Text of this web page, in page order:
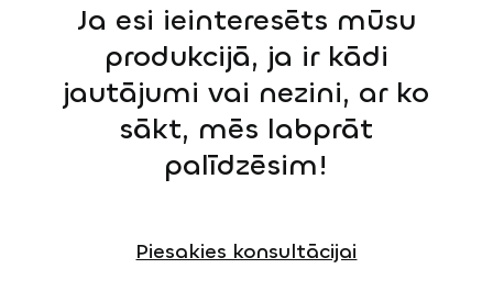
Ja esi ieinteresēts mūsu
produkcijā, ja ir kādi
jautājumi vai nezini, ar ko
sākt, mēs labprāt
palīdzēsim!
Piesakies konsultācijai